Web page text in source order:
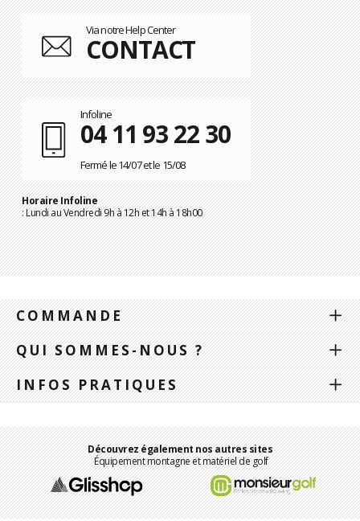
Via notre Help Center
CONTACT
Infoline
04 11 93 22 30
Fermé le 14/07 et le 15/08
Horaire Infoline
: Lundi au Vendredi 9h à 12h et 14h à 18h00
COMMANDE
QUI SOMMES-NOUS ?
INFOS PRATIQUES
Découvrez également nos autres sites
Équipement montagne et matériel de golf